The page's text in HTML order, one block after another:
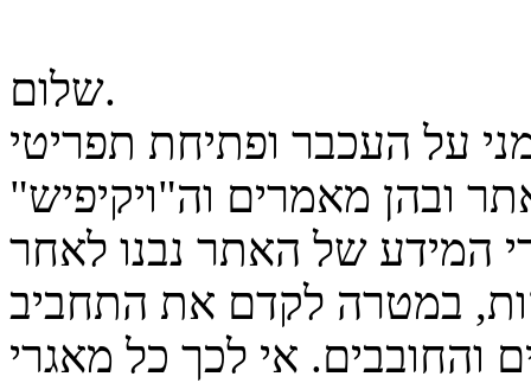
שלום.
על העכבר ופתיחת תפריטי
ובהן מאמרים וה"ויקיפיש"
המידע של האתר נבנו לאחר
במטרה לקדם את התחביב
והחובבים. אי לכך כל מאגרי